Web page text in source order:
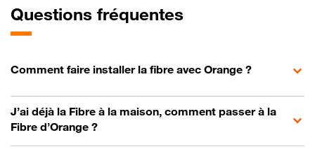
Questions fréquentes
Comment faire installer la fibre avec Orange ?
J’ai déjà la Fibre à la maison, comment passer à la
Fibre d’Orange ?